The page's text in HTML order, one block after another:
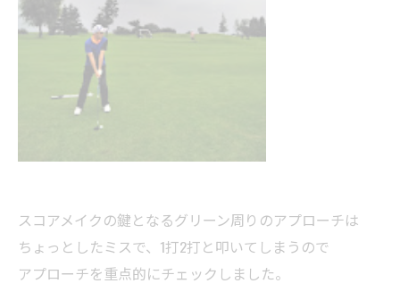
スコアメイクの鍵となるグリーン周りのアプローチは
ちょっとしたミスで、1打2打と叩いてしまうので
アプローチを重点的にチェックしました。